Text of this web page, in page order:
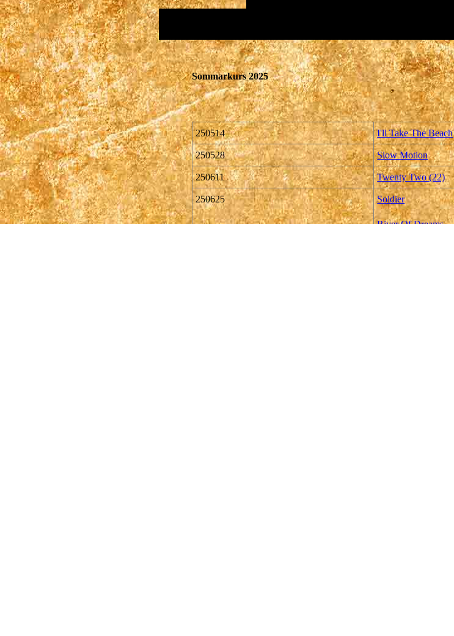
Sommarkurs 2025
250514 I'll Take The Beach
250528 Slow Motion
250611 Twenty Two (22)
250625 Soldier
River Of Dreams